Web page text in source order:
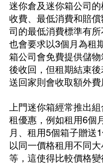
迷你倉及迷你箱公司
收費、最低消費和賠
司的最低消費標準有
也會要求以3個月為租
箱公司會免費提供儲
後收回，但租期結束
送回家則會收取額外費
上門迷你箱經常推出
租優惠，例如租用6個
月、租用5個箱子贈送
以同一價格租用不同
等，這使得比較價格變